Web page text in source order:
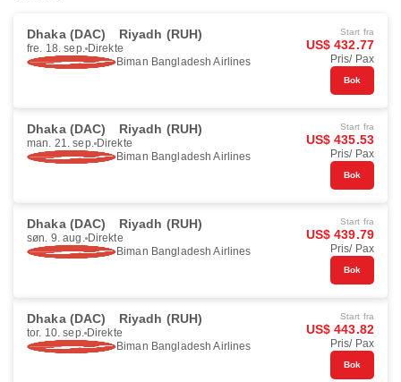
Dhaka (DAC) Riyadh (RUH)
fre. 18. sep. Direkte
Biman Bangladesh Airlines
Start fra
US$ 432.77
Pris/ Pax
Bok
Dhaka (DAC) Riyadh (RUH)
man. 21. sep. Direkte
Biman Bangladesh Airlines
Start fra
US$ 435.53
Pris/ Pax
Bok
Dhaka (DAC) Riyadh (RUH)
søn. 9. aug. Direkte
Biman Bangladesh Airlines
Start fra
US$ 439.79
Pris/ Pax
Bok
Dhaka (DAC) Riyadh (RUH)
tor. 10. sep. Direkte
Biman Bangladesh Airlines
Start fra
US$ 443.82
Pris/ Pax
Bok